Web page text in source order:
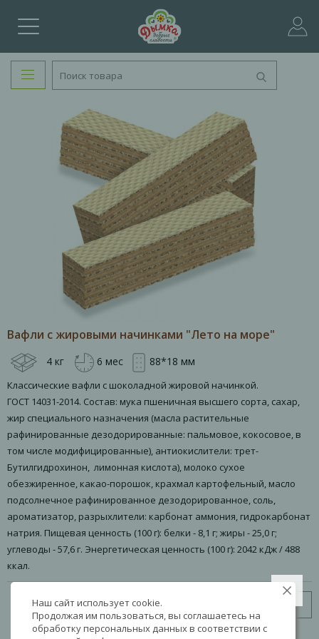
Вафли с жировыми начинками "Лето на море"
4 кг 6 мес 88*18 мм
Классические вафли с шоколадной жировой начинкой.
ГОСТ 14031-2014. Состав: мука пшеничная высшего сорта, сахар,
жир специального назначения (масла растительные
рафинированные дезодорированные: пальмовое, кокосовое, в
том числе модифицированные), антиокислители: трет-
Бутилгидрохинон, лимонная кислота), молоко сухое
обезжиренное, какао-порошок, крахмал картофельный, масло
подсолнечное рафинированное дезодорированное, соль,
ароматизатор, разрыхлители: карбонат аммония, гидрокарбонат
натрия. Пищевая ценность (100 г): белки - 8,1 г; жиры - 25,0 г;
углеводы - 57,6 г. Энергетическая ценность (100 г): 2042 кДж / 488
ккал.
Узнать цену
Наш сайт использует cookie.
Продолжая им пользоваться, вы соглашаетесь на
обработку персональных данных в соответствии с